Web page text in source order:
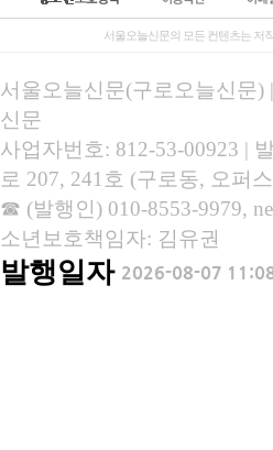
서울오늘신문의 모든 컨텐츠는 저
서울오늘신문(구로오늘신문)
신문
사업자번호: 812-53-00923 |
로 207, 241호 (구로동, 오퍼
☎ (발행인) 010-8553-9979,
소년보호책임자: 김유권
발행일자